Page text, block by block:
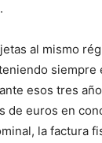
al mismo
siempre
esos tres
de euros en
la factura